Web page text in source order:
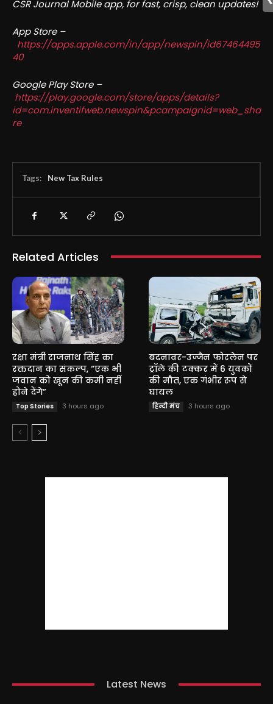
CSR Journal Mobile app, for fast, crisp, clean updates!
App Store –
https://apps.apple.com/in/app/newspin/id67464495
40
Google Play Store –
https://play.google.com/store/apps/details?
id=com.inventifweb.newspin&pcampaignid=web_sha
re
Tags: New Tax Rules
Related Articles
रक्षा मंत्री राजनाथ सिंह का
रक्तदान का संकल्प, “एक भी
जवान को खून की कमी नहीं
होने देंगे”
Top Stories 3 hours ago
बदनावर-उज्जैन फोरलेन पर
ट्रॉले की टक्कर में 6 युवकों
की मौत, एक गंभीर रूप से
घायल
हिन्दी मंच 3 hours ago
Latest News